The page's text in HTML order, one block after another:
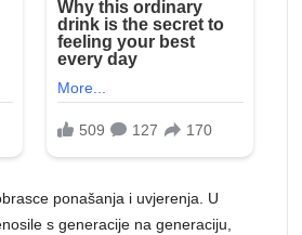
ponašanja i uvjerenja. U
s generacije na generaciju,